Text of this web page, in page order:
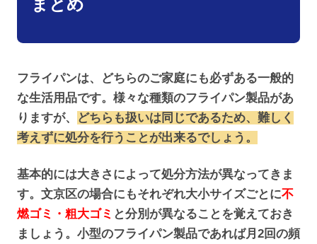
まとめ
フライパンは、どちらのご家庭にも必ずある一般的
な生活用品です。様々な種類のフライパン製品があ
りますが、
どちらも扱いは同じであるため、難しく
考えずに処分を行うことが出来るでしょう。
基本的には大きさによって処分方法が異なってきま
す。文京区の場合にもそれぞれ大小サイズごとに不
燃ゴミ・粗大ゴミ と分別が異なることを覚えておき
ましょう。小型のフライパン製品であれば月2回の頻